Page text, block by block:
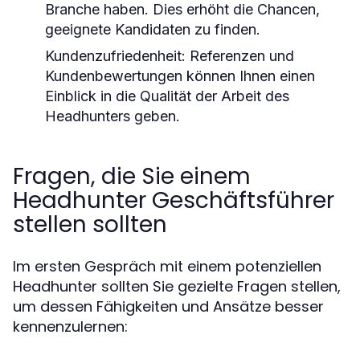
Branche haben. Dies erhöht die Chancen,
geeignete Kandidaten zu finden.
Kundenzufriedenheit: Referenzen und
Kundenbewertungen können Ihnen einen
Einblick in die Qualität der Arbeit des
Headhunters geben.
Fragen, die Sie einem
Headhunter Geschäftsführer
stellen sollten
Im ersten Gespräch mit einem potenziellen
Headhunter sollten Sie gezielte Fragen stellen,
um dessen Fähigkeiten und Ansätze besser
kennenzulernen: